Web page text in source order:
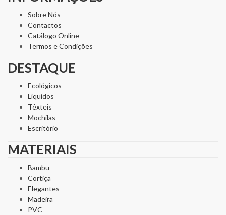
Sobre Nós
Contactos
Catálogo Online
Termos e Condições
DESTAQUE
Ecológicos
Líquidos
Têxteis
Mochilas
Escritório
MATERIAIS
Bambu
Cortiça
Elegantes
Madeira
PVC